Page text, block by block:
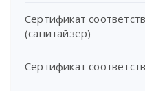
Сертификат
(санитайзер)
Сертификат